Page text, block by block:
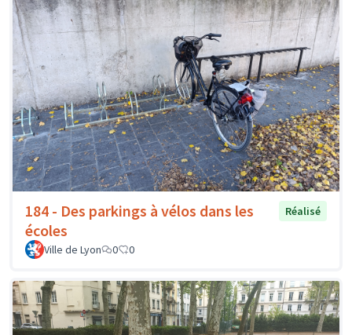
184 - Des parkings à vélos dans les
écoles
Réalisé
Ville de Lyon 0 0